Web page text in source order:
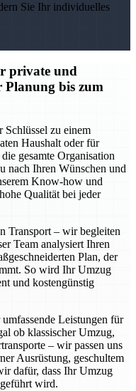
Sie Ihr individuelles
private und
Planung bis zum
Schlüssel zu einem
Haushalt oder für
gesamte Organisation
nach Ihren Wünschen und
Know-how und
Qualität bei jeder
Transport – wir begleiten
Team analysiert Ihren
Plan, der
So wird Ihr Umzug
und kostengünstig
Leistungen für
ob klassischer Umzug,
– wir passen uns
Ausrüstung, geschultem
dafür, dass Ihr Umzug
wird.